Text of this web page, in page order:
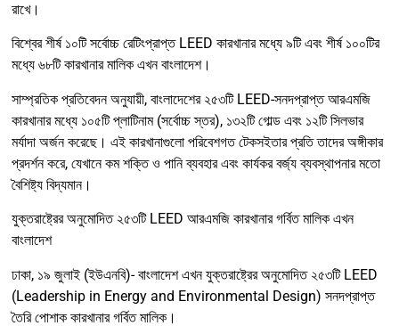
রাখে।
বিশ্বের শীর্ষ ১০টি সর্বোচ্চ রেটিংপ্রাপ্ত LEED কারখানার মধ্যে ৯টি এবং শীর্ষ ১০০টির
মধ্যে ৬৮টি কারখানার মালিক এখন বাংলাদেশ।
সাম্প্রতিক প্রতিবেদন অনুযায়ী, বাংলাদেশের ২৫৩টি LEED-সনদপ্রাপ্ত আরএমজি
কারখানার মধ্যে ১০৫টি প্লাটিনাম (সর্বোচ্চ স্তর), ১৩২টি গোল্ড এবং ১২টি সিলভার
মর্যাদা অর্জন করেছে। এই কারখানাগুলো পরিবেশগত টেকসইতার প্রতি তাদের অঙ্গীকার
প্রদর্শন করে, যেখানে কম শক্তি ও পানি ব্যবহার এবং কার্যকর বর্জ্য ব্যবস্থাপনার মতো
বৈশিষ্ট্য বিদ্যমান।
যুক্তরাষ্ট্রের অনুমোদিত ২৫৩টি LEED আরএমজি কারখানার গর্বিত মালিক এখন
বাংলাদেশ
ঢাকা, ১৯ জুলাই (ইউএনবি)- বাংলাদেশ এখন যুক্তরাষ্ট্রের অনুমোদিত ২৫৩টি LEED
(Leadership in Energy and Environmental Design) সনদপ্রাপ্ত
তৈরি পোশাক কারখানার গর্বিত মালিক।